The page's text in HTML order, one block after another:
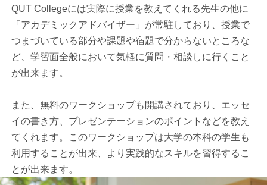
QUT Collegeには実際に授業を教えてくれる先生の他に
「アカデミックアドバイザー」が常駐しており、授業で
つまづいている部分や課題や宿題で分からないところな
ど、学習面全般において気軽に質問・相談しに行くこと
が出来ます。
また、無料のワークショップも開講されており、エッセ
イの書き方、プレゼンテーションのポイントなどを教え
てくれます。このワークショップは大学の本科の学生も
利用することが出来、より実践的なスキルを習得するこ
とが出来ます。